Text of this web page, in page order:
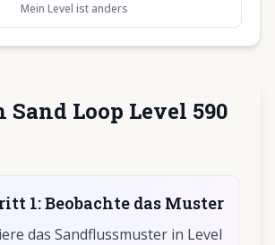
Mein Level ist anders
Sand Loop Level 590
1:Beobachte das Muster
das Sandflussmuster in Level